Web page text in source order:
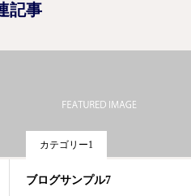
記事
カテゴリー1
ブログサンプル7